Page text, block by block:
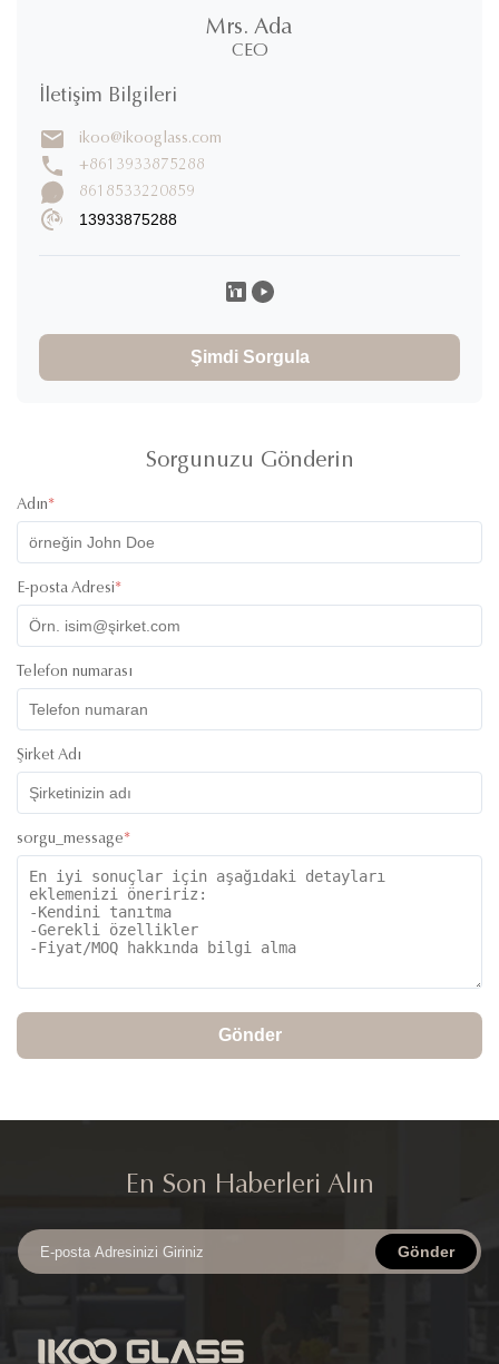
Mrs. Ada
CEO
İletişim Bilgileri
ikoo@ikooglass.com
+8613933875288
8618533220859
13933875288
Şimdi Sorgula
Sorgunuzu Gönderin
Adın*
E-posta Adresi*
Telefon numarası
Şirket Adı
sorgu_message*
Gönder
En Son Haberleri Alın
Gönder